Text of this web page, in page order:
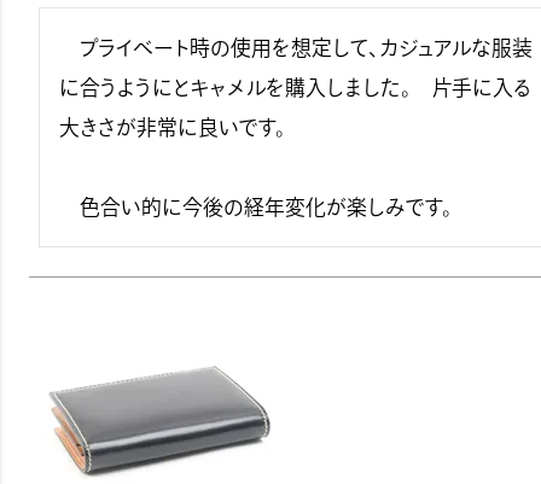
プライベート時の使用を想定して、カジュアルな服装
に合うようにとキャメルを購入しました。　片手に入る
大きさが非常に良いです。
色合い的に今後の経年変化が楽しみです。